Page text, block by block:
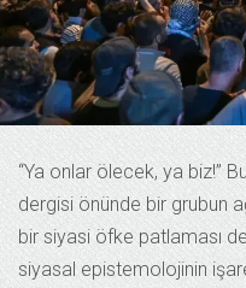
“Ya onlar ölecek, ya biz!”
dergisi önünde bir grubun
bir siyasi öfke patlaması
siyasal epistemolojinin